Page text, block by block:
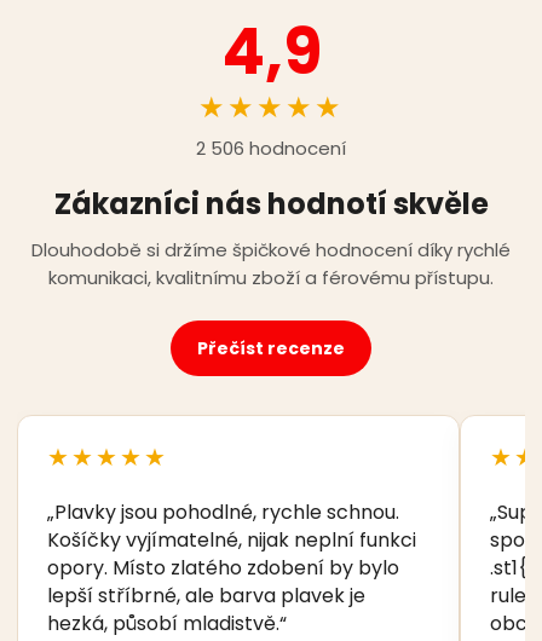
4,9
★★★★★
2 506 hodnocení
Zákazníci nás hodnotí skvěle
Dlouhodobě si držíme špičkové hodnocení díky rychlé
komunikaci, kvalitnímu zboží a férovému přístupu.
Přečíst recenze
★★★★★
„Plavky jsou pohodlné, rychle schnou.
Košíčky vyjímatelné, nijak neplní funkci
opory. Místo zlatého zdobení by bylo
lepší stříbrné, ale barva plavek je
hezká, působí mladistvě.“